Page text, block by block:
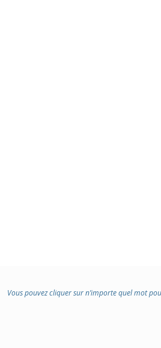
Vous pouvez cliquer sur n’importe quel mot